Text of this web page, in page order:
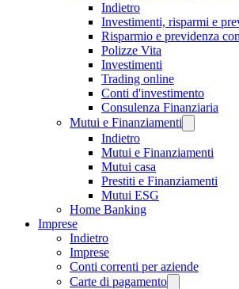
Indietro
Investimenti, risparmi e
Risparmio e previdenza
Polizze Vita
Investimenti
Trading online
Conti d'investimento
Consulenza Finanziaria
Mutui e Finanziamenti
Indietro
Mutui e Finanziamenti
Mutui casa
Prestiti e Finanziamenti
Mutui ESG
Home Banking
Imprese
Indietro
Imprese
Conti correnti per aziende
Carte di pagamento